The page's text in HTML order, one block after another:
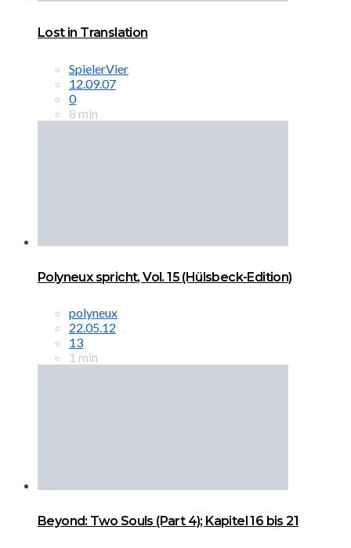
Lost in Translation
SpielerVier
12.09.07
0
8 min
Polyneux spricht, Vol. 15 (Hülsbeck-Edition)
polyneux
22.05.12
13
1 min
Beyond: Two Souls (Part 4); Kapitel 16 bis 21